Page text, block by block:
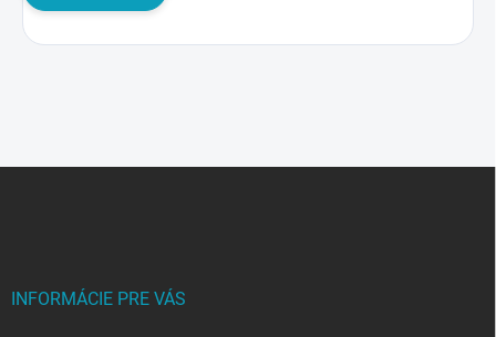
INFORMÁCIE PRE VÁS